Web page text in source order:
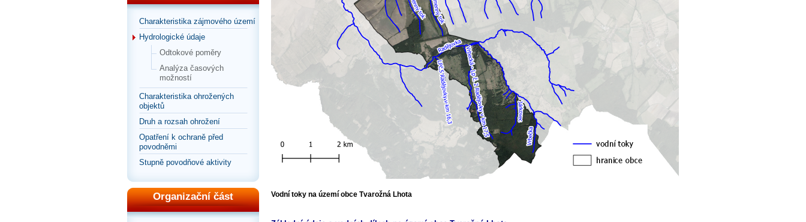
Charakteristika zájmového území
Hydrologické údaje
Odtokové poměry
Analýza časových
možností
Charakteristika ohrožených
objektů
Druh a rozsah ohrožení
Opatření k ochraně před
povodněmi
Stupně povodňové aktivity
Organizační část Vodní toky na území obce Tvarožná Lhota